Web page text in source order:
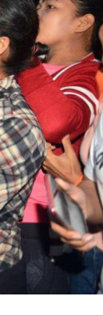
ព័ត៌មាន​
និង
ប្រតិកម្ម